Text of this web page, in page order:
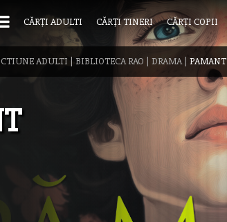
CĂRȚI ADULTI CĂRȚI TINERI CĂRȚI COPII
ADULTI BIBLIOTECA RAO DRAMA| PAMANT